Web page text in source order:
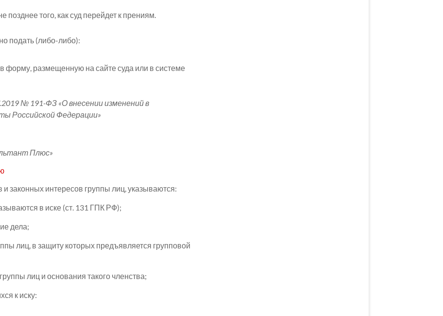
позднее того, как суд перейдет к прениям.
подать (либо-либо):
форму, размещенную на сайте суда или в системе
№ 191-ФЗ «О внесении изменений в
Российской Федерации»
Плюс»
законных интересов группы лиц, указываются:
в иске (ст. 131 ГПК РФ);
дела;
лиц, в защиту которых предъявляется групповой
лиц и основания такого членства;
к иску: